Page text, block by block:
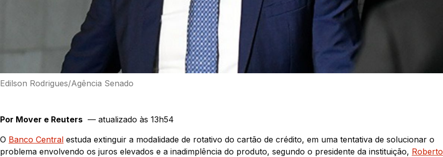
Edilson Rodrigues/Agência Senado
Por Mover e Reuters — atualizado às 13h54
O Banco Central estuda extinguir a modalidade de rotativo do cartão de crédito, em uma tentativa de solucionar o
problema envolvendo os juros elevados e a inadimplência do produto, segundo o presidente da instituição, Roberto